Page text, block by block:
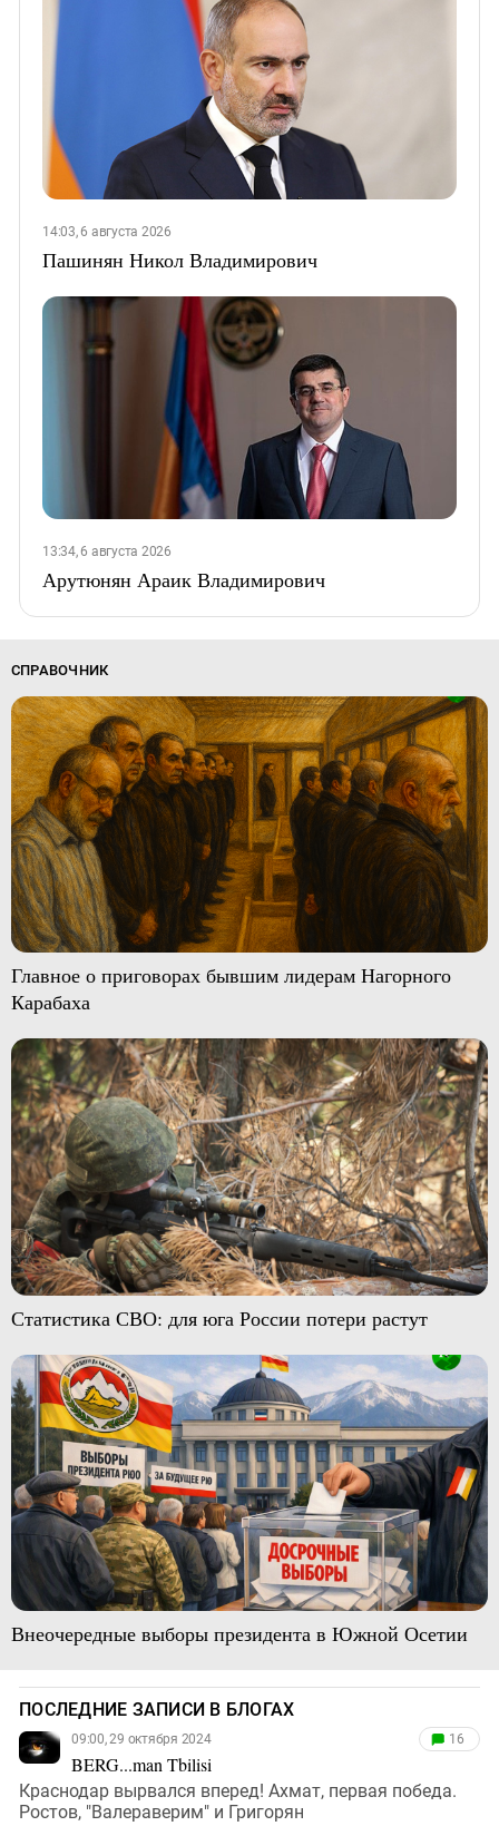
14:03, 6 августа 2026
Пашинян Никол Владимирович
13:34, 6 августа 2026
Арутюнян Араик Владимирович
СПРАВОЧНИК
Главное о приговорах бывшим лидерам Нагорного
Карабаха
Статистика СВО: для юга России потери растут
Внеочередные выборы президента в Южной Осетии
ПОСЛЕДНИЕ ЗАПИСИ В БЛОГАХ
09:00, 29 октября 2024
BERG...man Tbilisi
16
Краснодар вырвался вперед! Ахмат, первая победа.
Ростов, "Валераверим" и Григорян